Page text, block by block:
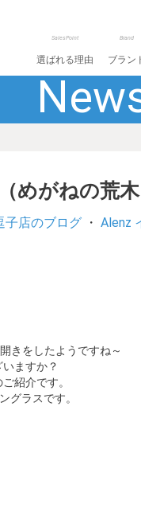
SalesPoint
選ばれる理由
Brand
ブラン
めがねの荒木
子店のブログ・ Alenz
きをしたようですね～
ますか？
紹介です。
グラスです。